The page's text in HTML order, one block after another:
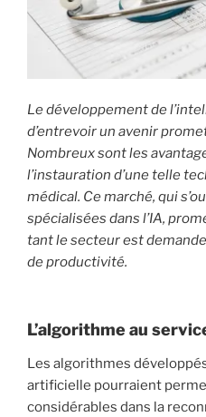
Le développement de
d’entrevoir un avenir
Nombreux sont les
l’instauration d’une telle
médical. Ce marché, qui
spécialisées dans l’IA,
tant le secteur est
de productivité.
L’algorithme au
Les algorithmes
artificielle pourraient
considérables dans la